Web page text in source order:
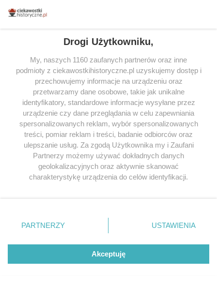
NAZWA*
„Serhii Plokhy” – po jakiemu to? Bo zdaje się, że facet
nazywa się Sergiej/Serhij Płochy/Płochyj. Równie
dobrze można zamiast Kijów pisać Kiev, zamiast Wilno
Drogi Użytkowniku,
My, naszych 1160 zaufanych partnerów oraz inne
podmioty z ciekawostkihistoryczne.pl uzyskujemy dostęp i
przechowujemy informacje na urządzeniu oraz
przetwarzamy dane osobowe, takie jak unikalne
identyfikatory, standardowe informacje wysyłane przez
urządzenie czy dane przeglądania w celu zapewniania
spersonalizowanych reklam, wybór spersonalizowanych
treści, pomiar reklam i treści, badanie odbiorców oraz
ulepszanie usług. Za zgodą Użytkownika my i Zaufani
Partnerzy możemy używać dokładnych danych
geolokalizacyjnych oraz aktywnie skanować
charakterystykę urządzenia do celów identyfikacji.
zmienić/wycofać klikając przycisk ustawień prywatności
znajdujący się w lewym dolnym rogu strony
. Niektóre
użytkownika, ale masz prawo sprzeciwić się takiemu
przetwarzaniu. Preferencje będą miały zastosowania tylko
PARTNERZY USTAWIENIA
Akceptuję